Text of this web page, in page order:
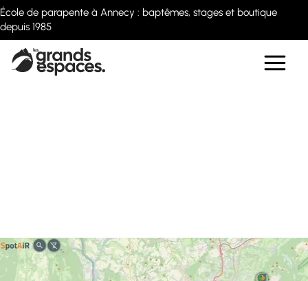
École de parapente à Annecy : baptêmes, stages et boutique
depuis 1985